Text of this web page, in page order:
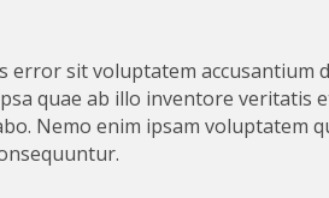
error sit voluptatem accusantium
quae ab illo inventore veritatis
Nemo enim ipsam voluptatem